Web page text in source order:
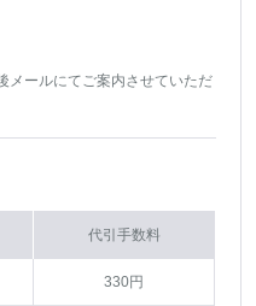
メールにてご案内させていただ
代引手数料
330円